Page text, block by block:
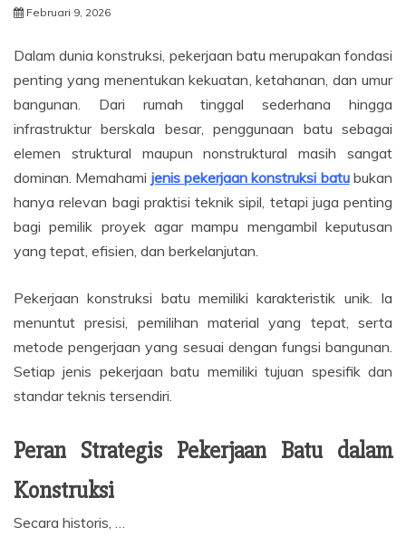
Februari 9, 2026
Dalam dunia konstruksi, pekerjaan batu merupakan fondasi
penting yang menentukan kekuatan, ketahanan, dan umur
bangunan. Dari rumah tinggal sederhana hingga
infrastruktur berskala besar, penggunaan batu sebagai
elemen struktural maupun nonstruktural masih sangat
dominan. Memahami jenis pekerjaan konstruksi batubukan
hanya relevan bagi praktisi teknik sipil, tetapi juga penting
bagi pemilik proyek agar mampu mengambil keputusan
yang tepat, efisien, dan berkelanjutan.
Pekerjaan konstruksi batu memiliki karakteristik unik. Ia
menuntut presisi, pemilihan material yang tepat, serta
metode pengerjaan yang sesuai dengan fungsi bangunan.
Setiap jenis pekerjaan batu memiliki tujuan spesifik dan
standar teknis tersendiri.
Peran Strategis Pekerjaan Batu dalam
Konstruksi
Secara historis, …